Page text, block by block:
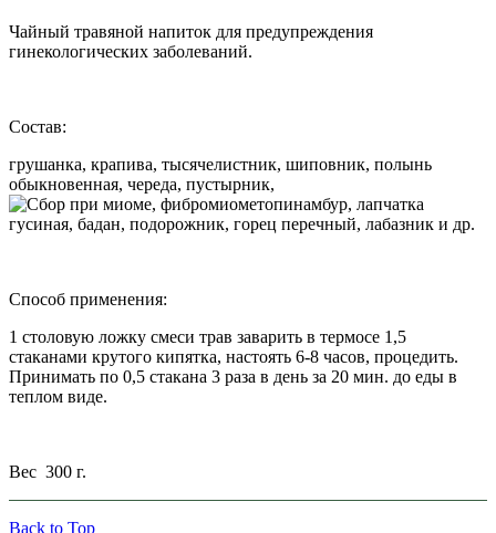
Чайный травяной напиток для предупреждения
гинекологических заболеваний.
Состав:
грушанка, крапива, тысячелистник, шиповник, полынь
обыкновенная, череда, пустырник,
топинамбур, лапчатка
гусиная, бадан, подорожник, горец перечный, лабазник и др.
Способ применения:
1 столовую ложку смеси трав заварить в термосе 1,5
стаканами крутого кипятка, настоять 6-8 часов, процедить.
Принимать по 0,5 стакана 3 раза в день за 20 мин. до еды в
теплом виде.
Вес 300 г.
Back to Top